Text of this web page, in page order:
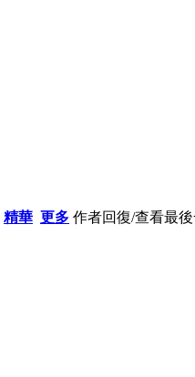
精華 更多 作者回復/查看最